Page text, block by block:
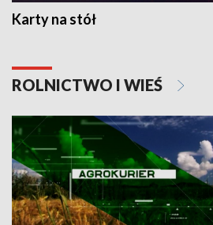
Karty na stół
ROLNICTWO I WIEŚ